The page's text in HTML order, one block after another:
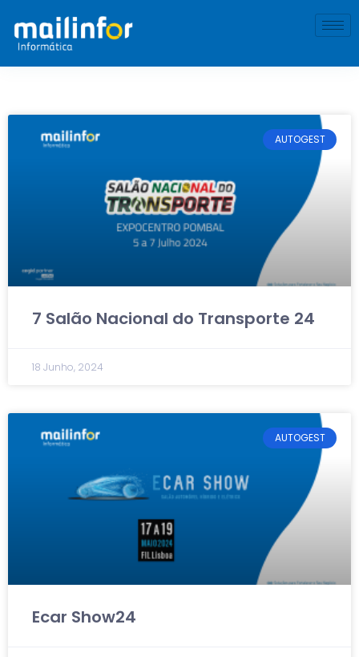
AUTOGEST
7 Salão Nacional do Transporte 24
18 Junho, 2024
AUTOGEST
Ecar Show24